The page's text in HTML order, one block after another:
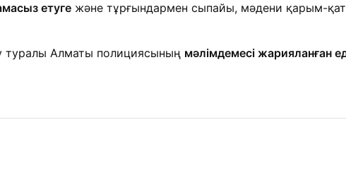
етуге және тұрғындармен сыпайы, мәдени қарым-
туралы Алматы полициясының мәлімдемесі жарияланған